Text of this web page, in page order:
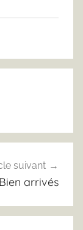
suivant
Bien arrivés